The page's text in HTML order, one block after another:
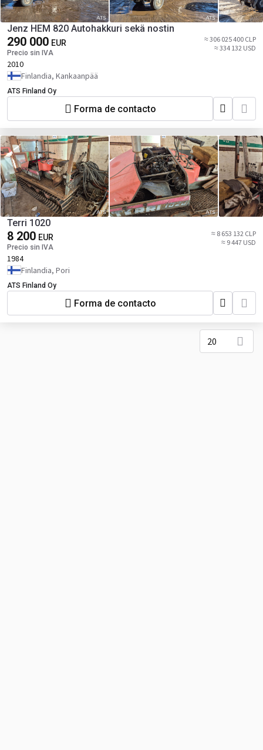
Jenz HEM 820 Autohakkuri sekä nostin
290 000 EUR
Precio sin IVA
≈ 306 025 400 CLP
≈ 334 132 USD
2010
Finlandia, Kankaanpää
ATS Finland Oy
Forma de contacto
Terri 1020
8 200 EUR
Precio sin IVA
≈ 8 653 132 CLP
≈ 9 447 USD
1984
Finlandia, Pori
ATS Finland Oy
Forma de contacto
20